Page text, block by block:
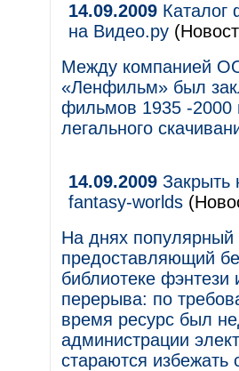
14.09.2009 Каталог
на Видео.ру
Между компанией
«Ленфильм» был
фильмов 1935 -2000
легального
14.09.2009 Закрыть
fantasy-worlds
На днях популярный
предоставляющий
библиотеке фэнтези
перерыва: по
время ресурс был
администрации
стараются избежать